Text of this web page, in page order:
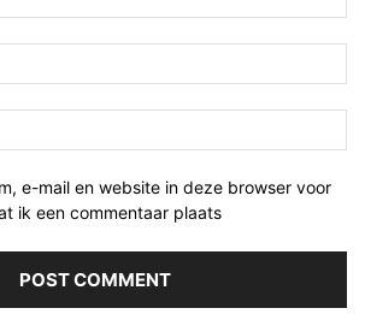
e-mail en website in deze browser voor
ik een commentaar plaats